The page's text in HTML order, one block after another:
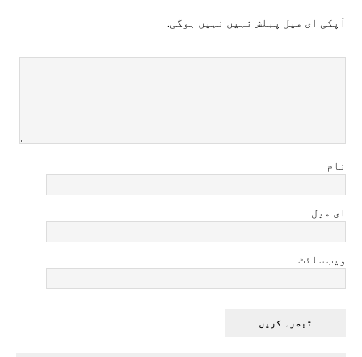
آپکی ای ميل پبلش نہيں نہيں ہوگی.
نام
ای میل
ویب سائٹ